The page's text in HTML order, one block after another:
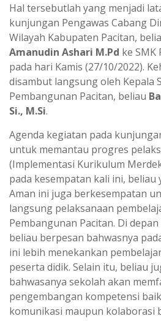
Hal tersebutlah yang menjadi
kunjungan Pengawas Cabang
Wilayah Kabupaten Pacitan,
Amanudin Ashari M.Pd ke SMK
pada hari Kamis (27/10/2022).
disambut langsung oleh Kepala
Pembangunan Pacitan, beliau
Si., M.Si.
Agenda kegiatan pada
untuk memantau progres
(Implementasi Kurikulum
pada kesempatan kali ini, beliau
Aman ini juga berkesempatan
langsung pelaksanaan
Pembangunan Pacitan. Di
beliau berpesan bahwasnya
ini lebih menekankan
peserta didik. Selain itu, beliau
bahwasanya sekolah akan
pengembangan kompetensi
komunikasi maupun kolaborasi